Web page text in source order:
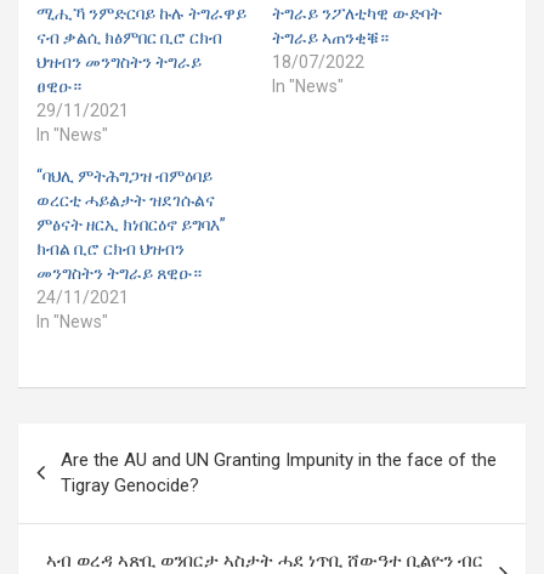
ሚሒኻ ንምድርባይ ኩሉ ትግራዋይ
ናብ ቃልሲ ክፅምበር ቢሮ ርክብ
ህዝብን መንግስትን ትግራይ
ፀዊዑ።
29/11/2021
In "News"
ትግራይ ንፖለቲካዊ ውድባት
ትግራይ ኣጠንቂቑ።
18/07/2022
In "News"
“ባህሊ ምትሕግጋዝ ብምዕባይ
ወረርቲ ሓይልታት ዝደገሱልና
ምፅናት ዘርኢ ክነበርዕኖ ይግባእ”
ክብል ቢሮ ርክብ ህዝብን
መንግስትን ትግራይ ጸዊዑ።
24/11/2021
In "News"
navigation
Are the AU and UN Granting Impunity in the face of the
Tigray Genocide?
ኣብ ወረዳ ኣጽቢ ወንበርታ ኣስታት ሓደ ነጥቢ ሸውዓተ ቢልዮን ብር